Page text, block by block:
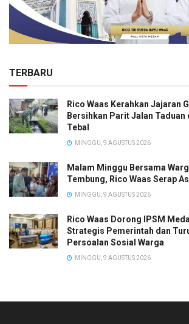
TERBARU
Rico Waas Kerahkan Jajaran
Bersihkan Parit Jalan
Tebal
MINGGU, 9 AGUSTUS 2026
Malam Minggu Bersama
Tembung, Rico Waas Serap
MINGGU, 9 AGUSTUS 2026
Rico Waas Dorong IPSM
Strategis Pemerintah dan
Persoalan Sosial Warga
MINGGU, 9 AGUSTUS 2026